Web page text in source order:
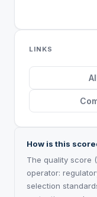
LINKS
How is this
The quality score
operator:
selection